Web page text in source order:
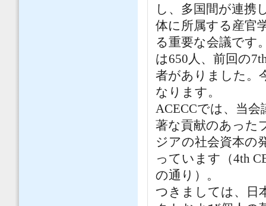
し、多国間が連携
体に所属する産官
る重要な会議です
は650人、前回の
者がありました。
なります。
ACECCでは、当
著な貢献のあった
ジアの社会資本の
っています（4th
の通り）。
つきましては、日